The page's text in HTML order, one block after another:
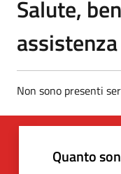
Salute,
assistenza
Non sono presenti
Quanto